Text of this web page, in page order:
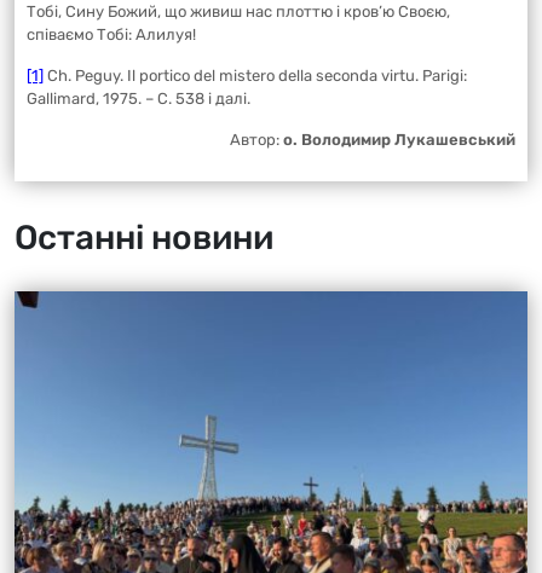
Тобі, Сину Божий, що живиш нас плоттю і кров’ю Своєю,
співаємо Тобі: Алилуя!
[1] Ch. Peguy. Il portico del mistero della seconda virtu. Parigi:
Gallimard, 1975. – С. 538 і далі.
Автор: о. Володимир Лукашевський
Останні новини